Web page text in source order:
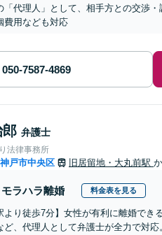
「代理人」として、相手方との交渉
費用なども対応
郎 弁護士
法律事務所
神戸市中央区 旧居留地・大丸前駅
モラハラ離婚 料金表を見る
より徒歩7分】女性が有利に離婚で
ど、代理人として弁護士が全力で対